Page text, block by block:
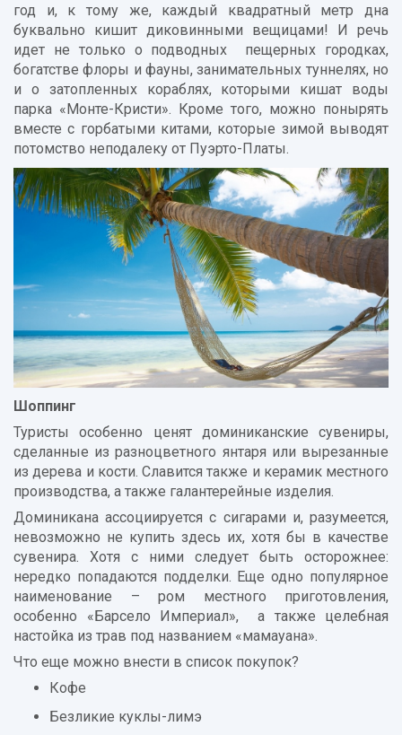
год и, к тому же, каждый квадратный метр дна
буквально кишит диковинными вещицами! И речь
идет не только о подводных пещерных городках,
богатстве флоры и фауны, занимательных туннелях, но
и о затопленных кораблях, которыми кишат воды
парка «Монте-Кристи». Кроме того, можно понырять
вместе с горбатыми китами, которые зимой выводят
потомство неподалеку от Пуэрто-Платы.
Шоппинг
Туристы особенно ценят доминиканские сувениры,
сделанные из разноцветного янтаря или вырезанные
из дерева и кости. Славится также и керамик местного
производства, а также галантерейные изделия.
Доминикана ассоциируется с сигарами и, разумеется,
невозможно не купить здесь их, хотя бы в качестве
сувенира. Хотя с ними следует быть осторожнее:
нередко попадаются подделки. Еще одно популярное
наименование – ром местного приготовления,
особенно «Барсело Империал», а также целебная
настойка из трав под названием «мамауана».
Что еще можно внести в список покупок?
Кофе
Безликие куклы-лимэ